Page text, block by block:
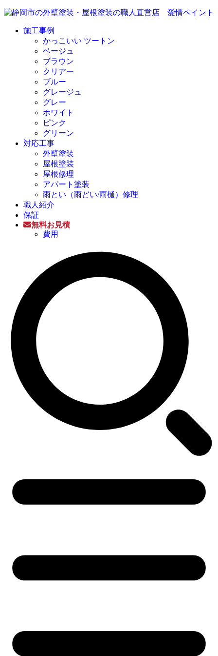
施工事例
かっこいい ツートン
ベージュ
ブラウン
クリアー
ブルー
グレージュ
グレー
ホワイト
ピンク
グリーン
対応工事
外壁塗装
屋根塗装
屋根修理
アパート塗装
雨とい（雨どい/雨樋）修理
職人紹介
保証
無料お見積
費用